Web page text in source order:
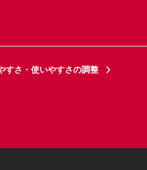
すさ・使いやすさの調整